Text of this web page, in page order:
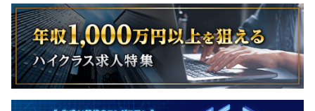
広がることを目的としています。
◆書籍購入支援
社員が購入したビジネス書・技術書などの書籍の費用の一
部を会社が負担（一人あたり月額3,000円まで）し、社員
のスキルアップを支援します。
◆福利厚生リロクラブ
◆兼業Sideジョブ制度
賞与：年2回（2月、8月）※会社の業績及び個人の成果に